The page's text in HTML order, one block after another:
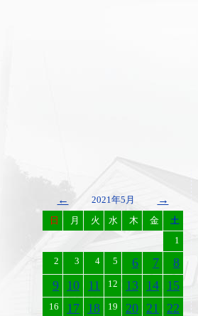
← 2021年5月 →
日 月 火 水 木 金
土
1
2
3 4 5 6 7
8
9 10 11 12 13 14 15
16 17 18 19 20 21 22